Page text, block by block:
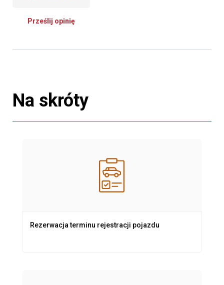
Prześlij opinię
Na skróty
Rezerwacja terminu rejestracji pojazdu